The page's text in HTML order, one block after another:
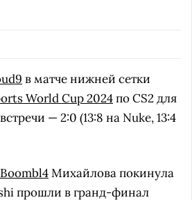
в матче нижней сетки
World Cup 2024по CS2 для
— 2:0 (13:8 на Nuke, 13:4
Boombl4Михайлова покинула
прошли в гранд-финал